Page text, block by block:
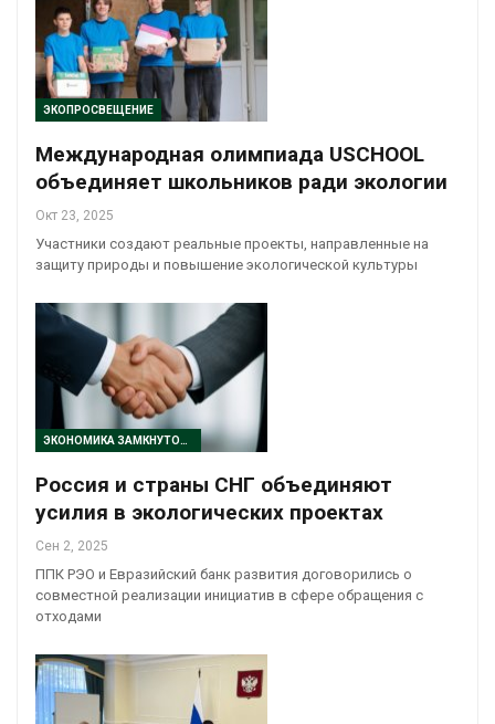
ЭКОПРОСВЕЩЕНИЕ
Международная олимпиада USCHOOL
объединяет школьников ради экологии
Окт 23, 2025
Участники создают реальные проекты, направленные на
защиту природы и повышение экологической культуры
ЭКОНОМИКА ЗАМКНУТОГО ЦИКЛА
Россия и страны СНГ объединяют
усилия в экологических проектах
Сен 2, 2025
ППК РЭО и Евразийский банк развития договорились о
совместной реализации инициатив в сфере обращения с
отходами